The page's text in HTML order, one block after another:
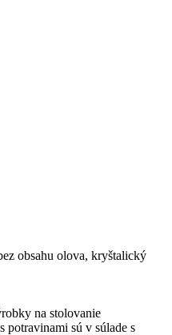
obsahu olova, kryštalický
na stolovanie
potravinami sú v súlade s